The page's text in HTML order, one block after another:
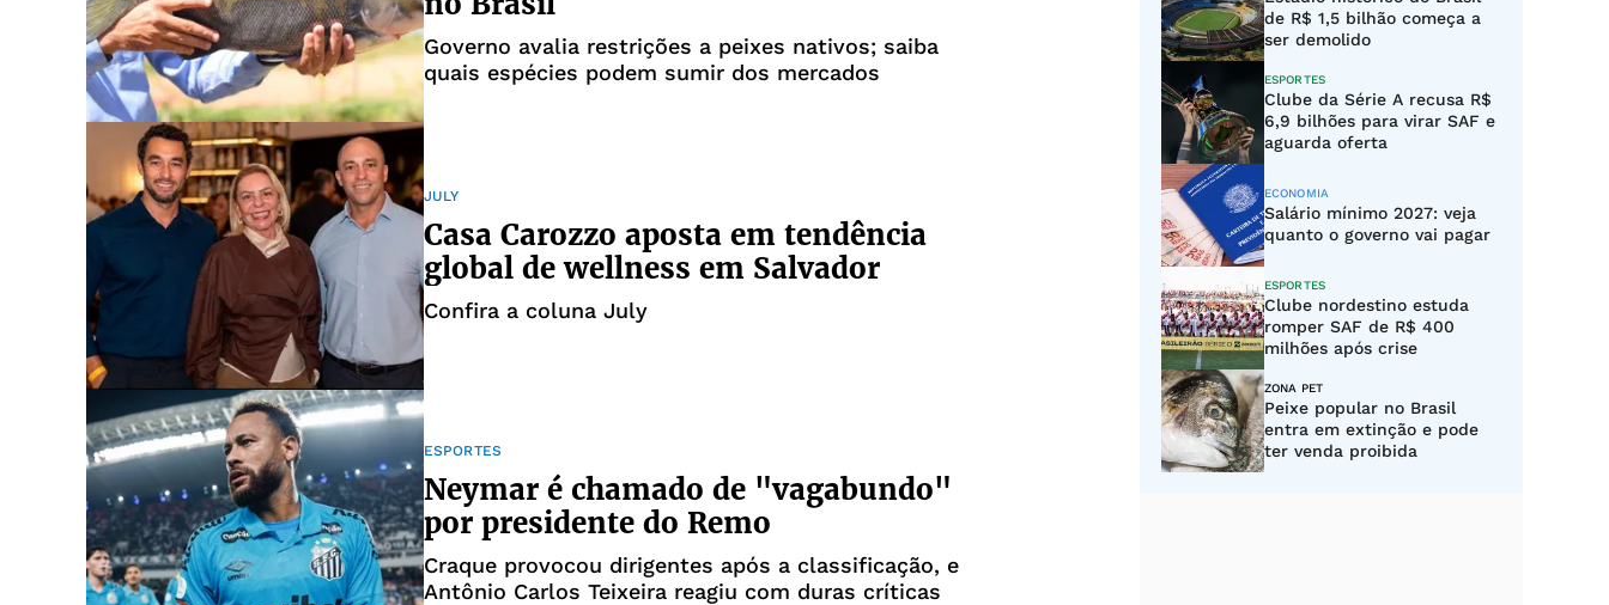
Governo avalia restrições a peixes nativos; saiba
quais espécies podem sumir dos mercados
JULY
Casa Carozzo aposta em tendência
global de wellness em Salvador
Confira a coluna July
ESPORTES
Neymar é chamado de "vagabundo"
por presidente do Remo
Craque provocou dirigentes após a classificação, e
Antônio Carlos Teixeira reagiu com duras críticas
de R$ 1,5 bilhão começa a
ser demolido
ESPORTES
Clube da Série A recusa R$
6,9 bilhões para virar SAF e
aguarda oferta
ECONOMIA
Salário mínimo 2027: veja
quanto o governo vai pagar
ESPORTES
Clube nordestino estuda
romper SAF de R$ 400
milhões após crise
ZONA PET
Peixe popular no Brasil
entra em extinção e pode
ter venda proibida